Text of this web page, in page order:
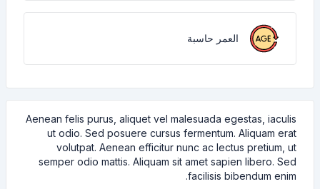
العمر حاسبة
Aenean felis purus, aliquet vel malesuada egestas, iaculis
ut odio. Sed posuere cursus fermentum. Aliquam erat
volutpat. Aenean efficitur nunc ac lectus pretium, ut
semper odio mattis. Aliquam sit amet sapien libero. Sed
facilisis bibendum enim.